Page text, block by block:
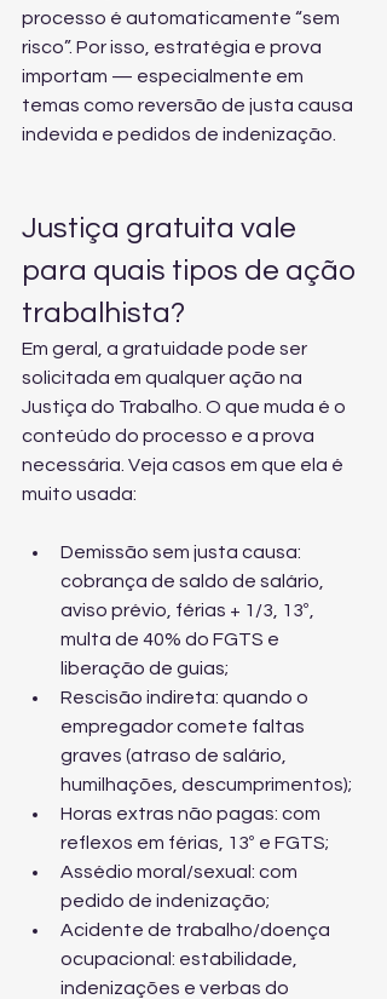
processo é automaticamente “sem
risco”. Por isso, estratégia e prova
importam — especialmente em
temas como reversão de justa causa
indevida e pedidos de indenização.
Justiça gratuita vale
para quais tipos de ação
trabalhista?
Em geral, a gratuidade pode ser
solicitada em qualquer ação na
Justiça do Trabalho. O que muda é o
conteúdo do processo e a prova
necessária. Veja casos em que ela é
muito usada:
Demissão sem justa causa:
cobrança de saldo de salário,
aviso prévio, férias + 1/3, 13º,
multa de 40% do FGTS e
liberação de guias;
Rescisão indireta: quando o
empregador comete faltas
graves (atraso de salário,
humilhações, descumprimentos);
Horas extras não pagas: com
reflexos em férias, 13º e FGTS;
Assédio moral/sexual: com
pedido de indenização;
Acidente de trabalho/doença
ocupacional: estabilidade,
indenizações e verbas do